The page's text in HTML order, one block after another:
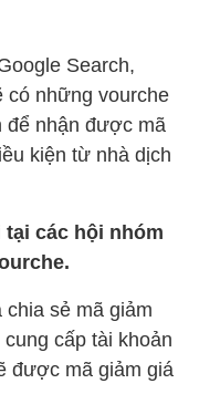
Search,
có những vourche
để nhận được mã
kiện từ nhà dịch
tại các hội nhóm
chia sẻ mã giảm
cấp tài khoản
được mã giảm giá